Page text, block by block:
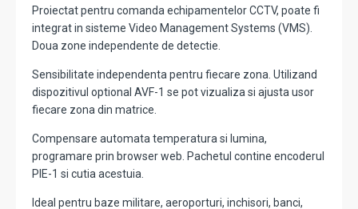
Proiectat pentru comanda echipamentelor CCTV, poate fi
integrat in sisteme Video Management Systems (VMS).
Doua zone independente de detectie.
Sensibilitate independenta pentru fiecare zona. Utilizand
dispozitivul optional AVF-1 se pot vizualiza si ajusta usor
fiecare zona din matrice.
Compensare automata temperatura si lumina,
programare prin browser web. Pachetul contine encoderul
PIE-1 si cutia acestuia.
Ideal pentru baze militare, aeroporturi, inchisori, banci,